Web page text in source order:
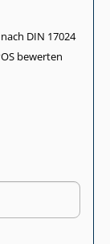
DIN 17024
bewerten